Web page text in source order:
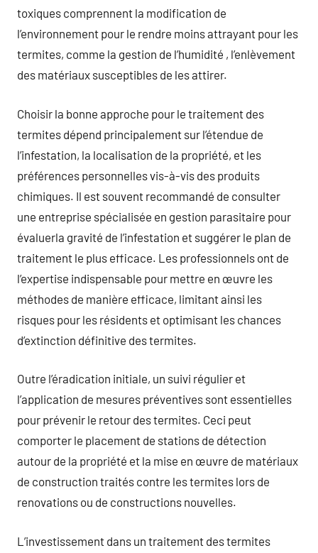
toxiques comprennent la modification de
l’environnement pour le rendre moins attrayant pour les
termites, comme la gestion de l’humidité , l’enlèvement
des matériaux susceptibles de les attirer.
Choisir la bonne approche pour le traitement des
termites dépend principalement sur l’étendue de
l’infestation, la localisation de la propriété, et les
préférences personnelles vis-à-vis des produits
chimiques. Il est souvent recommandé de consulter
une entreprise spécialisée en gestion parasitaire pour
évaluerla gravité de l’infestation et suggérer le plan de
traitement le plus efficace. Les professionnels ont de
l’expertise indispensable pour mettre en œuvre les
méthodes de manière efficace, limitant ainsi les
risques pour les résidents et optimisant les chances
d’extinction définitive des termites.
Outre l’éradication initiale, un suivi régulier et
l’application de mesures préventives sont essentielles
pour prévenir le retour des termites. Ceci peut
comporter le placement de stations de détection
autour de la propriété et la mise en œuvre de matériaux
de construction traités contre les termites lors de
renovations ou de constructions nouvelles.
L’investissement dans un traitement des termites